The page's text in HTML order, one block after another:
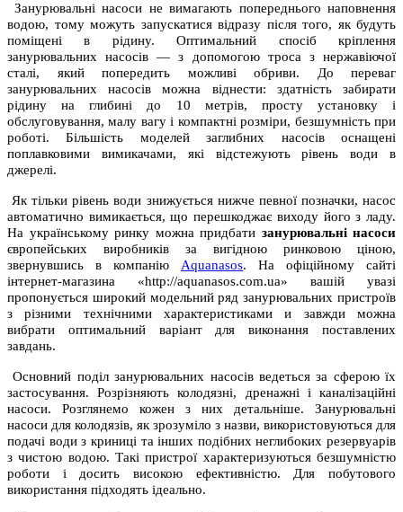
Занурювальні насоси не вимагають попереднього наповнення
водою, тому можуть запускатися відразу після того, як будуть
поміщені в рідину. Оптимальний спосіб кріплення
занурювальних насосів — з допомогою троса з нержавіючої
сталі, який попередить можливі обриви. До переваг
занурювальних насосів можна віднести: здатність забирати
рідину на глибині до 10 метрів, просту установку і
обслуговування, малу вагу і компактні розміри, безшумність при
роботі. Більшість моделей заглибних насосів оснащені
поплавковими вимикачами, які відстежують рівень води в
джерелі.
Як тільки рівень води знижується нижче певної позначки, насос
автоматично вимикається, що перешкоджає виходу його з ладу.
На українському ринку можна придбати занурювальні насоси
європейських виробників за вигідною ринковою ціною,
звернувшись в компанію Aquanasos. На офіційному сайті
інтернет-магазина «http://aquanasos.com.ua» вашій увазі
пропонується широкий модельний ряд занурювальних пристроїв
з різними технічними характеристиками и завжди можна
вибрати оптимальний варіант для виконання поставлених
завдань.
Основний поділзанурювальних насосів ведеться за сферою їх
застосування. Розрізняють колодязні, дренажні і каналізаційні
насоси. Розглянемо кожен з них детальніше. Занурювальні
насоси для колодязів, як зрозуміло з назви, використовуються для
подачі води з криниці та інших подібних неглибоких резервуарів
з чистою водою. Такі пристрої характеризуються безшумністю
роботи і досить високою ефективністю. Для побутового
використання підходять ідеально.